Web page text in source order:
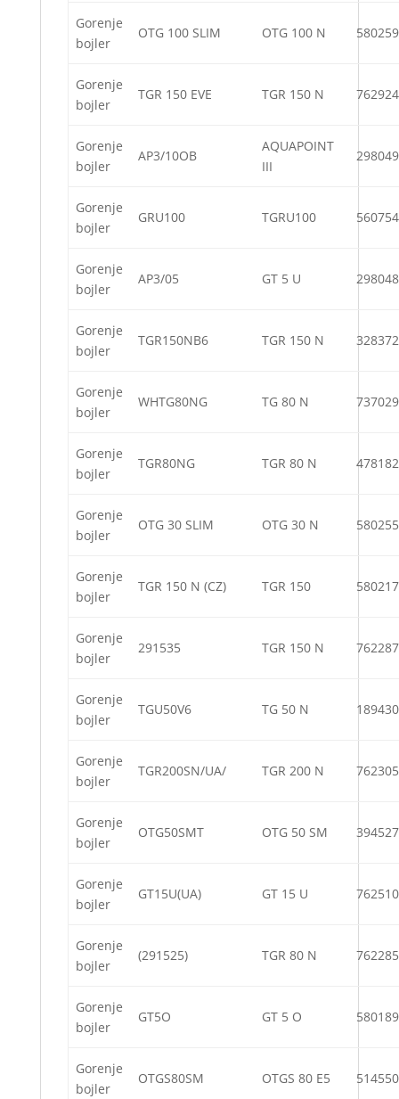
Gorenje
bojler
OTG 100 SLIM OTG 100 N 580259
Gorenje
bojler
TGR 150 EVE TGR 150 N 762924
Gorenje
bojler
AP3/10OB
AQUAPOINT
III
298049
Gorenje
bojler
GRU100 TGRU100 560754
Gorenje
bojler
AP3/05 GT 5 U 298048
Gorenje
bojler
TGR150NB6 TGR 150 N 328372
Gorenje
bojler
WHTG80NG TG 80 N 737029
Gorenje
bojler
TGR80NG TGR 80 N 478182
Gorenje
bojler
OTG 30 SLIM OTG 30 N 580255
Gorenje
bojler
TGR 150 N (CZ) TGR 150 580217
Gorenje
bojler
291535 TGR 150 N 762287
Gorenje
bojler
TGU50V6 TG 50 N 189430
Gorenje
bojler
TGR200SN/UA/ TGR 200 N 762305
Gorenje
bojler
OTG50SMT OTG 50 SM 394527
Gorenje
bojler
GT15U(UA) GT 15 U 762510
Gorenje
bojler
(291525) TGR 80 N 762285
Gorenje
bojler
GT5O GT 5 O 580189
Gorenje
bojler
OTGS80SM OTGS 80 E5 514550